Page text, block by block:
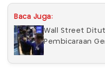
Baca Juga:
Wall Street
Pembicaraan